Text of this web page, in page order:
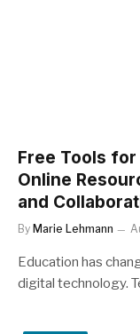
Free Tools
Online
and
By Marie Lehmann
Education has
digital technology.